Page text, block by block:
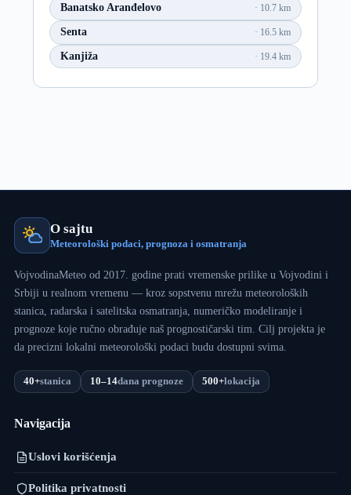
Banatsko Aranđelovo 10.7 km
Senta 16.5 km
Kanjiža 19.4 km
O sajtu
Meteorološki podaci, prognoza i osmatranja
VojvodinaMeteo od 2017. godine prati vremenske prilike u Vojvodini i
Srbiji u realnom vremenu — kroz sopstvenu mrežu meteoroloških
stanica, radarska i satelitska osmatranja, numeričko modeliranje i
prognoze koje ručno obrađuje naš prognostičarski tim. Cilj projekta je
da precizni lokalni meteorološki podaci budu dostupni svima.
40+stanica 10–14dana prognoze 500+lokacija
Navigacija
Uslovi korišćenja
Politika privatnosti